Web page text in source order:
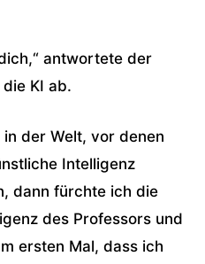
antwortete der
KI ab.
der Welt, vor denen
Intelligenz
dann fürchte ich die
des Professors und
ersten Mal, dass ich